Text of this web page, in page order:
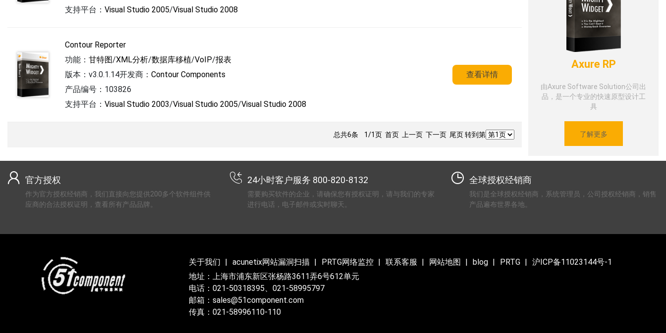
支持平台： Visual Studio 2005/Visual Studio 2008
Contour Reporter
功能： 甘特图/XML分析/数据库移植/VoIP/报表
版本：v3.0.1.14开发商： Contour Components
产品编号：103826
支持平台： Visual Studio 2003/Visual Studio 2005/Visual Studio 2008
查看详情
总共6条 1/1页 首页 上一页 下一页 尾页 转到第
Axure RP
由Axure Software Solution公司出
品，是一个专业的快速原型设计工
具
了解更多
官方授权
作为官方授权经销商，我们直接向您提供200多个软件组件供
应商的合法授权证明，查看所有产品品牌。
24小时客户服务 800-820-8132
需要购买软件的企业，请确保您有授权证明，请与我们的专家
进行电话，电子邮件或实时聊天。
全球授权经销商
我们是全球授权经销商，系统管理员，公司授权经销商，销售
产品遍布世界各地。
关于我们 acunetix网站漏洞扫描 PRTG网络监控 联系客服 网站地图 blog PRTG
沪ICP备11023144号-1
地址：上海市浦东新区张杨路3611弄6号612单元
电话：021-50318395、021-58995797
邮箱：sales@51component.com
传真：021-58996110-110